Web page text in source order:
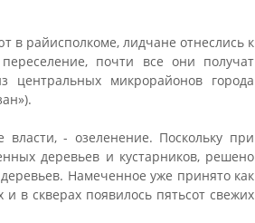
в райисполкоме, лидчане отнеслись к
почти все они получат
центральных микрорайонов города
- озеленение. Поскольку при
деревьев и кустарников, решено
Намеченное уже принято как
в скверах появилось пятьсот свежих